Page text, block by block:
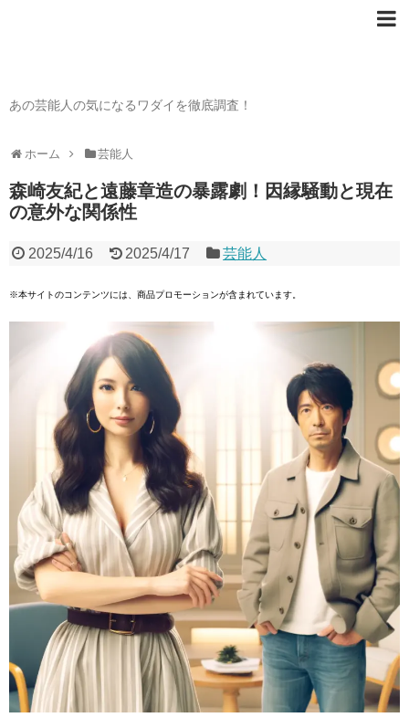
あの芸能人の気になるワダイを徹底調査！
ホーム 芸能人
森崎友紀と遠藤章造の暴露劇！因縁騒動と現在
の意外な関係性
2025/4/16 2025/4/17 芸能人
※本サイトのコンテンツには、商品プロモーションが含まれています。